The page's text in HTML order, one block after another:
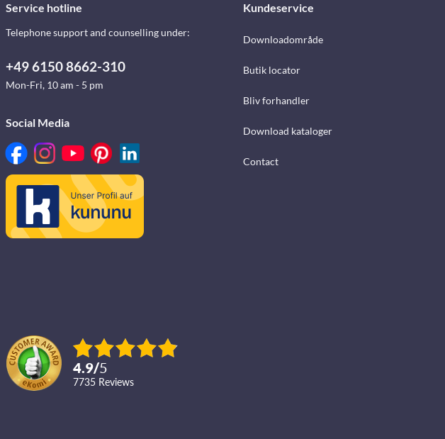
Service hotline
Telephone support and counselling under:
+49 6150 8662-310
Mon-Fri, 10 am - 5 pm
Social Media
4.9/5
7735 reviews
Kundeservice
Downloadområde
Butik locator
Bliv forhandler
Download kataloger
Contact